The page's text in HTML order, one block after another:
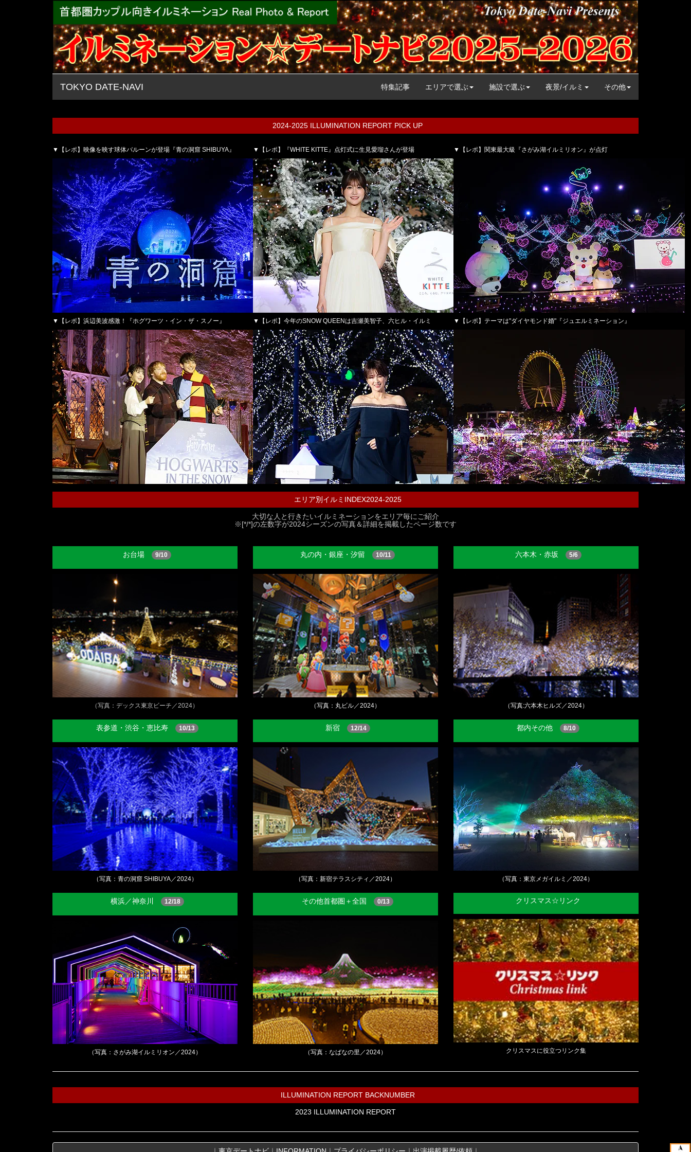
TOKYO DATE-NAVI 特集記事 エリアで選ぶ 施設で選ぶ 夜景/イルミ その他
2024-2025 ILLUMINATION REPORT PICK UP
▼【レポ】映像を映す球体バルーンが登場『青の洞窟 SHIBUYA』 ▼【レポ】『WHITE KITTE』点灯式に生見愛瑠さんが登場 ▼【レポ】関東最大級『さがみ湖イルミリオン』が点灯
▼【レポ】浜辺美波感激！『ホグワーツ・イン・ザ・スノー』 ▼【レポ】今年のSNOW QUEENは吉瀬美智子、六ヒル・イルミ ▼【レポ】テーマは"ダイヤモンド婚"『ジュエルミネーション』
エリア別イルミINDEX2024-2025
大切な人と行きたいイルミネーションをエリア毎にご紹介
※[*/*]の左数字が2024シーズンの写真＆詳細を掲載したページ数です
お台場 9/10
（写真：デックス東京ビーチ／2024）
丸の内・銀座・汐留 10/11
（写真：丸ビル／2024）
六本木・赤坂 5/6
（写真:六本木ヒルズ／2024）
表参道・渋谷・恵比寿 10/13
（写真：青の洞窟 SHIBUYA／2024）
新宿 12/14
（写真：新宿テラスシティ／2024）
都内その他 8/10
（写真：東京メガイルミ／2024）
横浜／神奈川 12/18
（写真：さがみ湖イルミリオン／2024）
その他首都圏＋全国 0/13
（写真：なばなの里／2024）
クリスマス☆リンク
クリスマスに役立つリンク集
ILLUMINATION REPORT BACKNUMBER
2023 ILLUMINATION REPORT